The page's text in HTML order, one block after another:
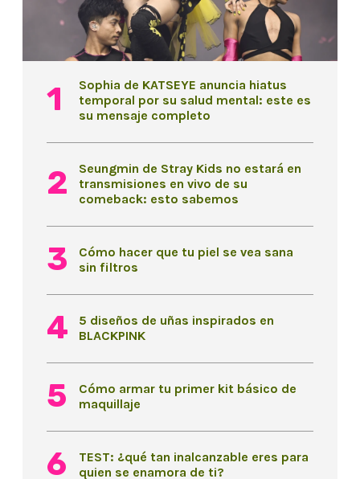
Sophia de KATSEYE anuncia hiatus
temporal por su salud mental: este es
su mensaje completo
Seungmin de Stray Kids no estará en
transmisiones en vivo de su
comeback: esto sabemos
Cómo hacer que tu piel se vea sana
sin filtros
5 diseños de uñas inspirados en
BLACKPINK
Cómo armar tu primer kit básico de
maquillaje
TEST: ¿qué tan inalcanzable eres para
quien se enamora de ti?